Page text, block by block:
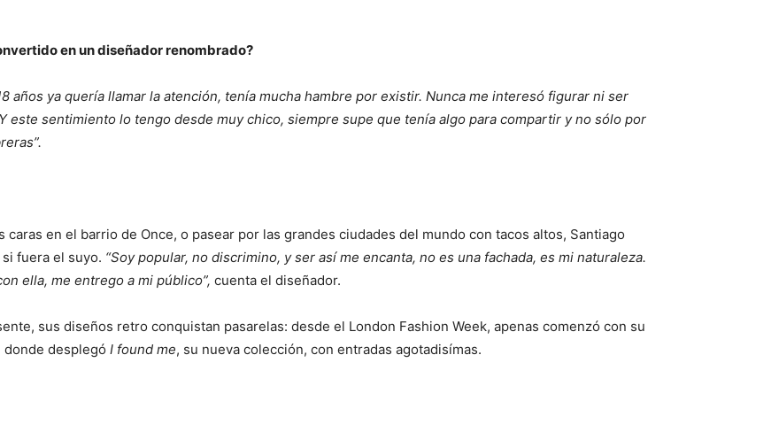
en un diseñador renombrado?
años ya quería llamar la atención, tenía mucha hambre por existir. Nunca me interesó figurar ni ser
este sentimiento lo tengo desde muy chico, siempre supe que tenía algo para compartir y no sólo por
en el barrio de Once, o pasear por las grandes ciudades del mundo con tacos altos, Santiago
fuera el suyo. “Soy popular, no discrimino, y ser así me encanta, no es una fachada, es mi naturaleza.
ella, me entrego a mi público”, cuenta el diseñador.
sus diseños retro conquistan pasarelas: desde el London Fashion Week, apenas comenzó con su
donde desplegó I found me, su nueva colección, con entradas agotadisímas.